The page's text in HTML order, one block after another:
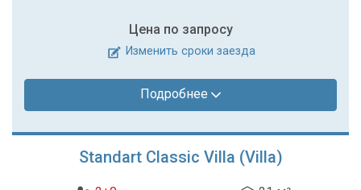
Цена по запросу
Изменить сроки заезда
Подробнее
Standart Classic Villa (Villa)